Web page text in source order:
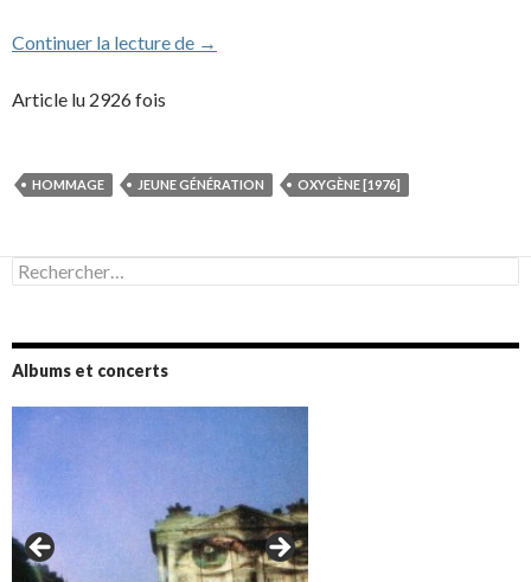
Continuer la lecture de La jeune scène électro influencée par
→
Article lu 2926 fois
HOMMAGE JEUNE GÉNÉRATION OXYGÈNE [1976]
Rechercher :
Albums et concerts